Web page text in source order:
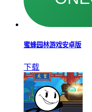
蜜蜂园林游戏安卓版
下载